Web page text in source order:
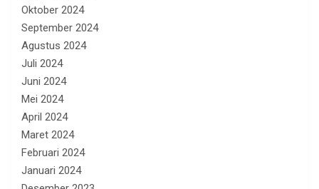
Oktober 2024
September 2024
Agustus 2024
Juli 2024
Juni 2024
Mei 2024
April 2024
Maret 2024
Februari 2024
Januari 2024